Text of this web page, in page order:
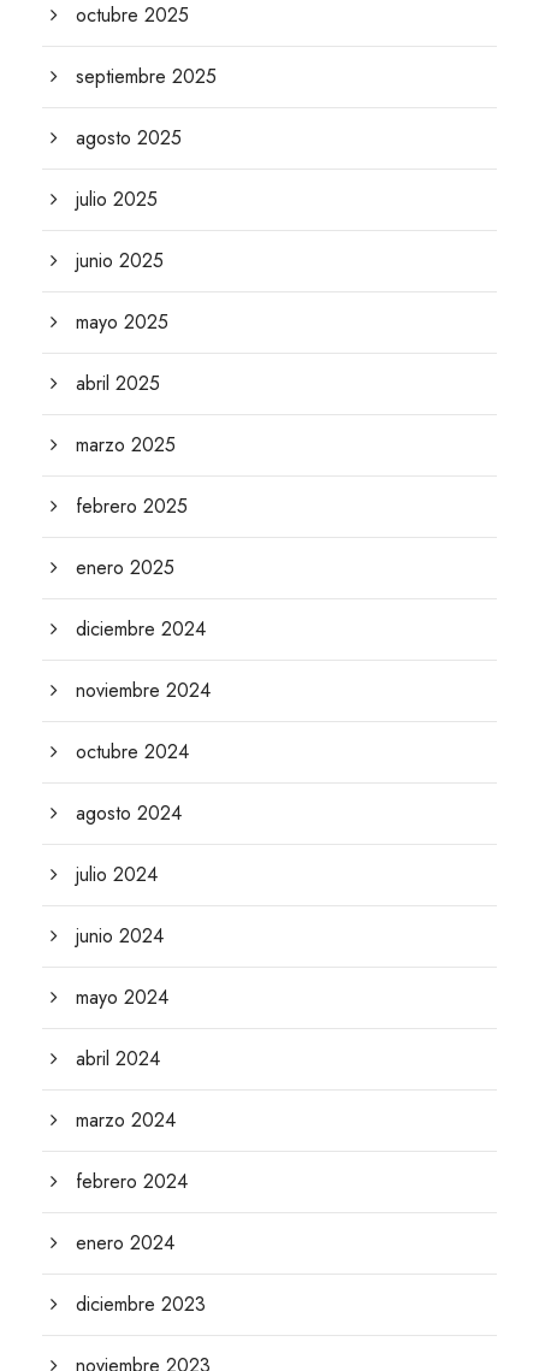
octubre 2025
septiembre 2025
agosto 2025
julio 2025
junio 2025
mayo 2025
abril 2025
marzo 2025
febrero 2025
enero 2025
diciembre 2024
noviembre 2024
octubre 2024
agosto 2024
julio 2024
junio 2024
mayo 2024
abril 2024
marzo 2024
febrero 2024
enero 2024
diciembre 2023
noviembre 2023